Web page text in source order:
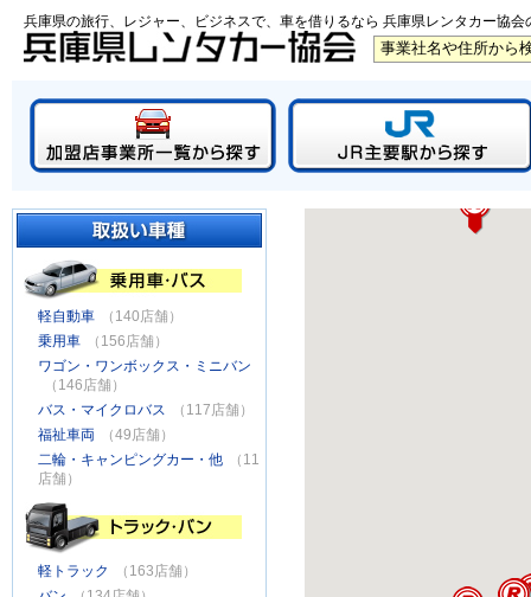
兵庫県の旅行、レジャー、ビジネスで、車を借りるなら 兵庫県レンタカー協会
軽自動車
（140店舗）
乗用車
（156店舗）
ワゴン・ワンボックス・ミニバン
（146店舗）
バス・マイクロバス
（117店舗）
福祉車両
（49店舗）
二輪・キャンピングカー・他
（11
店舗）
軽トラック
（163店舗）